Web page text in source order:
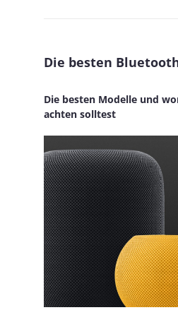
Die besten
Die besten Modelle und
achten solltest